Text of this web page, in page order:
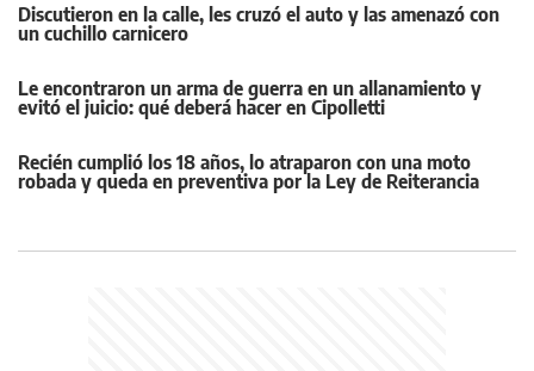
Discutieron en la calle, les cruzó el auto y las amenazó con
un cuchillo carnicero
Le encontraron un arma de guerra en un allanamiento y
evitó el juicio: qué deberá hacer en Cipolletti
Recién cumplió los 18 años, lo atraparon con una moto
robada y queda en preventiva por la Ley de Reiterancia